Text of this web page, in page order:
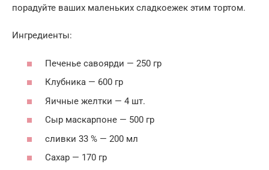
порадуйте ваших маленьких сладкоежек этим тортом.
Ингредиенты:
Печенье савоярди — 250 гр
Клубника — 600 гр
Яичные желтки — 4 шт.
Сыр маскарпоне — 500 гр
сливки 33 % — 200 мл
Сахар — 170 гр